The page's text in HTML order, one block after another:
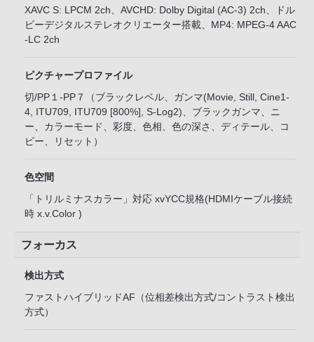
XAVC S: LPCM 2ch、AVCHD: Dolby Digital (AC-3) 2ch、ドル
ビーデジタルステレオクリエーター搭載、MP4: MPEG-4 AAC
-LC 2ch
ピクチャープロファイル
切/PP１-PP７（ブラックレベル、ガンマ(Movie, Still, Cine1-
4, ITU709, ITU709 [800%], S-Log2)、ブラックガンマ、ニ
ー、カラーモード、彩度、色相、色の深さ、ディテール、コ
ピー、リセット）
色空間
「トリルミナスカラー」対応 xvYCC規格(HDMIケーブル接続
時 x.v.Color )
フォーカス
検出方式
ファストハイブリッドAF（位相差検出方式/コントラスト検出
方式）